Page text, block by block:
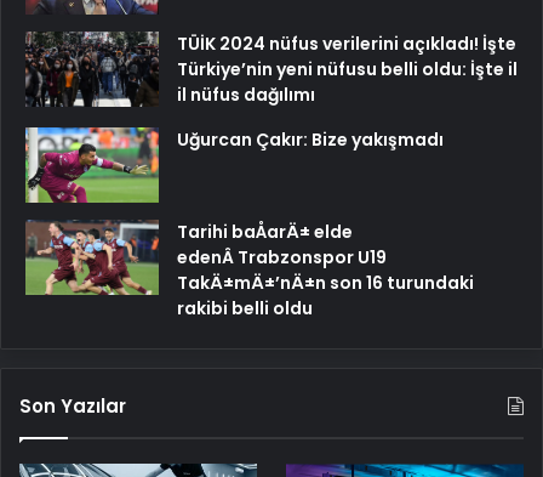
TÜİK 2024 nüfus verilerini açıkladı! İşte
Türkiye’nin yeni nüfusu belli oldu: İşte il
il nüfus dağılımı
Uğurcan Çakır: Bize yakışmadı
Tarihi baÅarÄ± elde
edenÂ Trabzonspor U19
TakÄ±mÄ±’nÄ±n son 16 turundaki
rakibi belli oldu
Son Yazılar